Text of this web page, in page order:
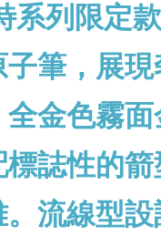
系列限定
筆，展
金色霧
誌性的箭
流線型